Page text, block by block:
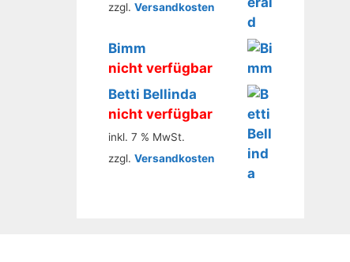
zzgl. Versandkosten
Bimm
nicht verfügbar
Betti Bellinda
nicht verfügbar
inkl. 7 % MwSt.
zzgl. Versandkosten